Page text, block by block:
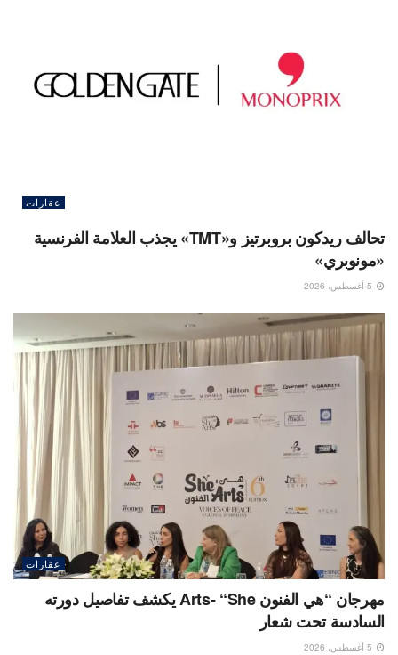
عقارات
تحالف ريدكون بروبرتيز و«TMT» يجذب العلامة الفرنسية
«مونوبري»
عقارات
مهرجان “هي الفنون Arts- “She يكشف تفاصيل دورته
السادسة تحت شعار